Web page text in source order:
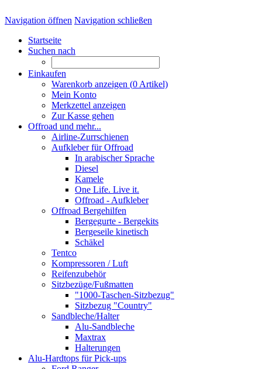
Navigation öffnen Navigation schließen
Startseite
Suchen nach
Einkaufen
Warenkorb anzeigen (0 Artikel)
Mein Konto
Merkzettel anzeigen
Zur Kasse gehen
Offroad und mehr...
Airline-Zurrschienen
Aufkleber für Offroad
In arabischer Sprache
Diesel
Kamele
One Life. Live it.
Offroad - Aufkleber
Offroad Bergehilfen
Bergegurte - Bergekits
Bergeseile kinetisch
Schäkel
Tentco
Kompressoren / Luft
Reifenzubehör
Sitzbezüge/Fußmatten
"1000-Taschen-Sitzbezug"
Sitzbezug "Country"
Sandbleche/Halter
Alu-Sandbleche
Maxtrax
Halterungen
Alu-Hardtops für Pick-ups